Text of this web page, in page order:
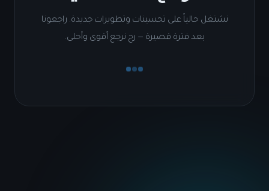
نشتغل حالياً على تحسينات وتطويرات جديدة. راجعونا
بعد فترة قصيرة — رح نرجع أقوى وأحلى.